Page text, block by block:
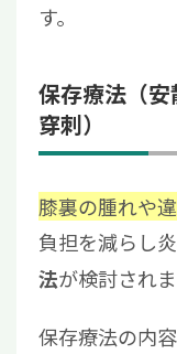
す。
保存療法（
穿刺）
膝裏の腫れや
負担を減らし
法が検討されま
保存療法の内